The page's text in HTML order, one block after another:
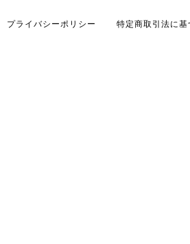
プライバシーポリシー 特定商取引法に基